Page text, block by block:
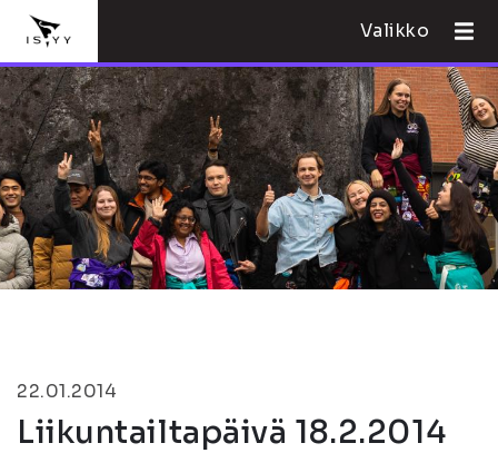
Valikko
22.01.2014
Liikuntailtapäivä 18.2.2014